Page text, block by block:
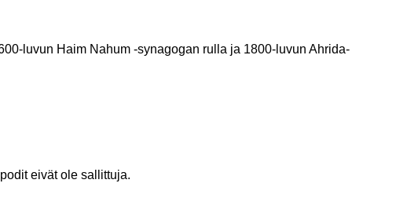
luvun Haim Nahum -synagogan rulla ja 1800-luvun Ahrida-
eivät ole sallittuja.